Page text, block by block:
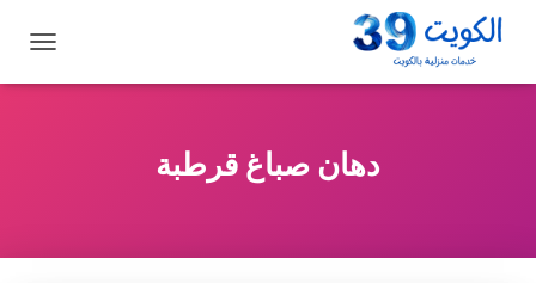
التنقل
دهان صباغ قرطبة